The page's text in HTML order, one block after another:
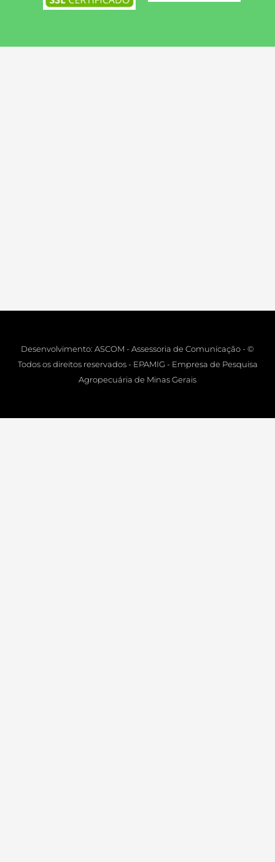
Desenvolvimento: ASCOM - Assessoria de Comunicação - ©
Todos os direitos reservados - EPAMIG - Empresa de Pesquisa
Agropecuária de Minas Gerais